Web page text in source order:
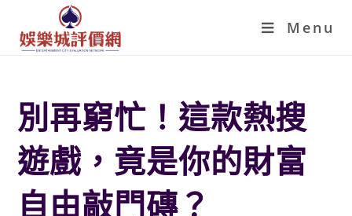
Menu
別再窮忙！這款熱搜
遊戲，竟是你的財富
自由敲門磚？